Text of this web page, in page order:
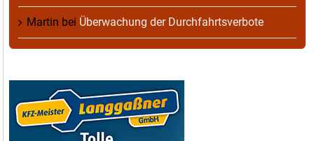
Martin bei Überwachung der Durchfahrtsverbote